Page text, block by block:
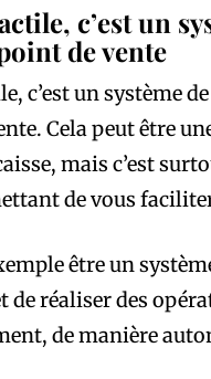
c’est un
de vente
c’est un système
Cela peut être
mais c’est
de vous
être un
de réaliser des
de manière